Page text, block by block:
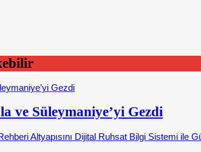
ve Süleymaniye’yi Gezdi